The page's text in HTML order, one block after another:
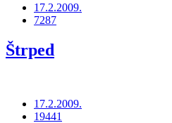
17.2.2009.
7287
Štrped
17.2.2009.
19441